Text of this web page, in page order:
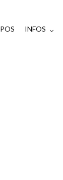
INFOS